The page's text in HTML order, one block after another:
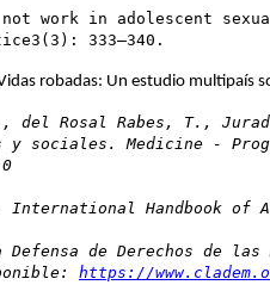
work in adolescent
333–340.
robadas: Un estudio
Rosal Rabes, T.,
Medicine -
Handbook of
de Derechos de
https://